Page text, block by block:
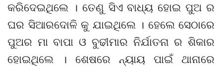
କରିଦେଇଥିଲେ । ତେଣୁ ସିଏ ବାଧ୍ୟ ହୋଇ ପୁଅ ର
ଘର ସିଆରଦୋଳି କୁ ଯାଇଥିଲେ । ହେଲେ ସେଠାରେ
ପୁଅର ମା ବାପା ଓ ବୁଢୀମାର ନିର୍ଯାତନା ର ଶିକାର
ହୋଇଥିଲେ । ଶେଷରେ ନ୍ୟାୟ ପାଇଁ ଥାନାରେ